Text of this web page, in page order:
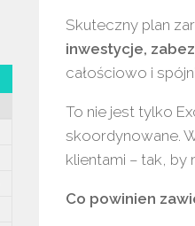
Skuteczny plan
inwestycje,
całościowo i
To nie jest tylko
skoordynowane.
klientami – tak, by
Co powinien